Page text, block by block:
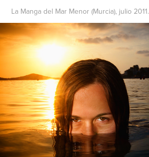
La Manga del Mar Menor (Murcia), julio 2011.